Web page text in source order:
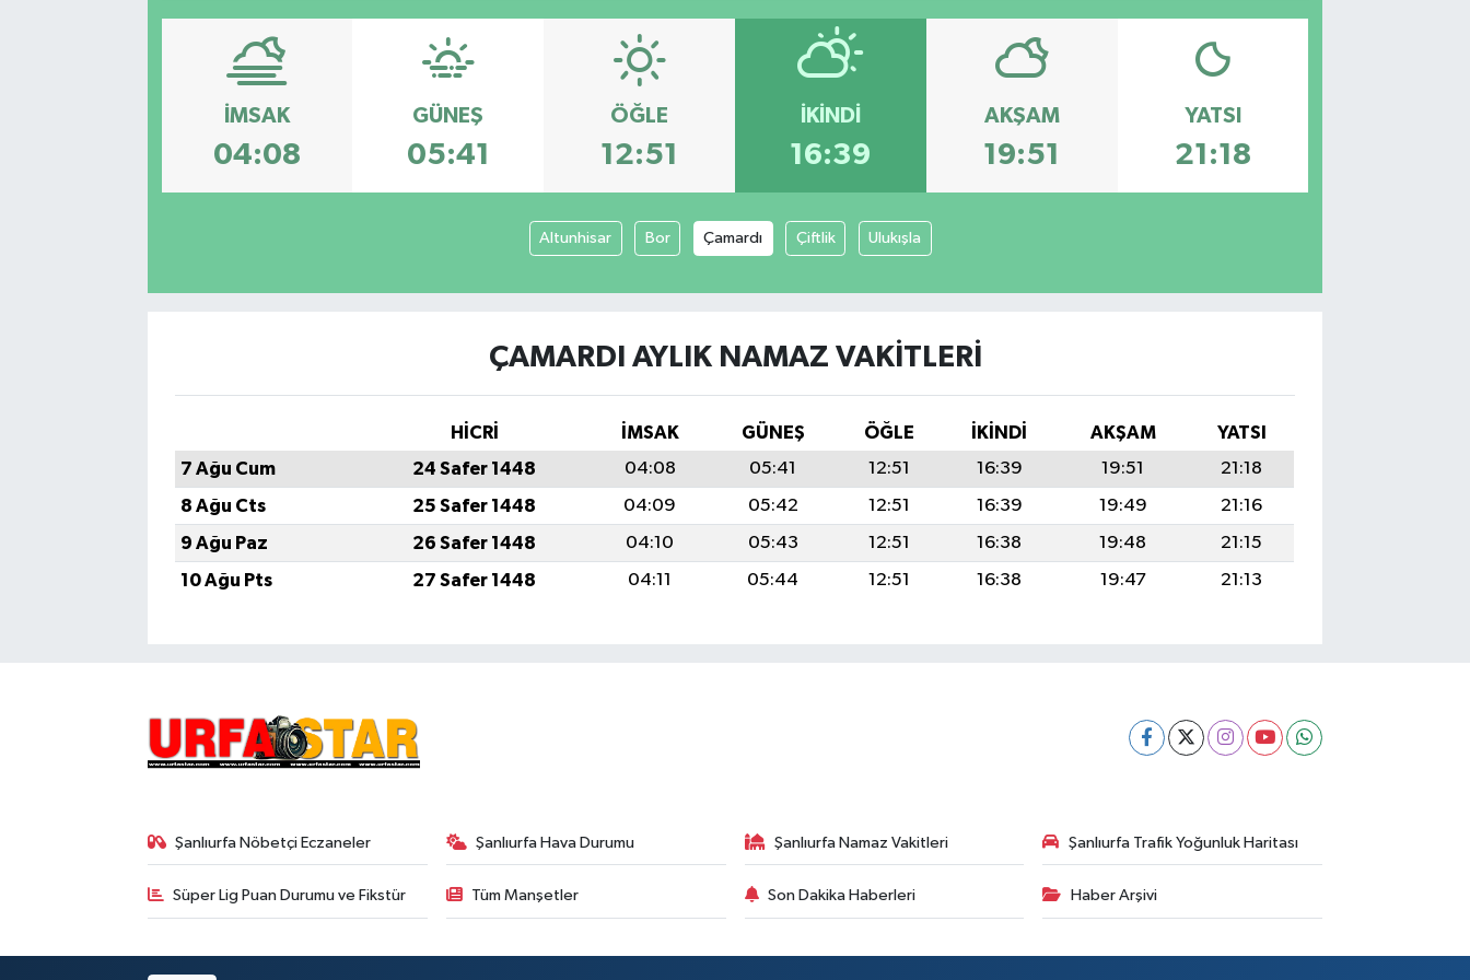
İMSAK
04:08
GÜNEŞ
05:41
ÖĞLE
12:51
İKINDI
16:39
AKŞAM
19:51
YATSI
21:18
Altunhisar Bor Çamardı Çiftlik Ulukışla
ÇAMARDI AYLIK NAMAZ VAKITLERI
HİCRİ İMSAK GÜNEŞ ÖĞLE İKINDI AKŞAM
YATSI
7 Ağu Cum
24 Safer 1448 04:08 05:41 12:51 16:39 19:51
21:18
8 Ağu Cts
25 Safer 1448 04:09 05:42 12:51 16:39 19:49
21:16
9 Ağu Paz
26 Safer 1448 04:10 05:43 12:51 16:38 19:48
21:15
10 Ağu Pts
27 Safer 1448 04:11 05:44 12:51 16:38 19:47 21:13
Şanlıurfa Nöbetçi Eczaneler Şanlıurfa Hava Durumu Şanlıurfa Namaz Vakitleri Şanlıurfa Trafik Yoğunluk Haritası
Süper Lig Puan Durumu ve Fikstür Tüm Manşetler Son Dakika Haberleri Haber Arşivi